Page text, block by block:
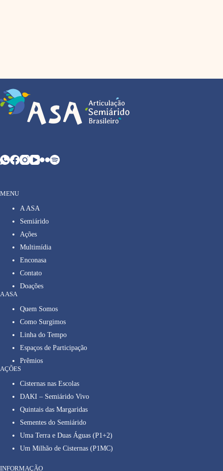
MENU
A ASA
Semiárido
Ações
Multimídia
Enconasa
Contato
Doações
A ASA
Quem Somos
Como Surgimos
Linha do Tempo
Espaços de Participação
Prêmios
AÇÕES
Cisternas nas Escolas
DAKI – Semiárido Vivo
Quintais das Margaridas
Sementes do Semiárido
Uma Terra e Duas Águas (P1+2)
Um Milhão de Cisternas (P1MC)
INFORMAÇÃO